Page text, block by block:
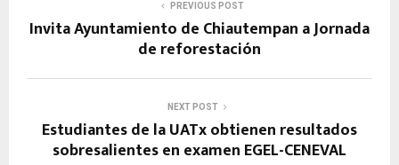
PREVIOUS POST
Invita Ayuntamiento de Chiautempan a Jornada
de reforestación
NEXT POST
Estudiantes de la UATx obtienen resultados
sobresalientes en examen EGEL-CENEVAL